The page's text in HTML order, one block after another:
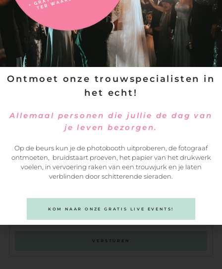
Neem contact op met
Mascha Gladdines | Zangeres en Pianiste
VERSTUREN
Ontmoet onze trouwspecialisten in
het echt!
Allemaal personen die jullie de dag van
je leven bezorgen.
Op de beurs kun je de photobooth uitproberen, de fotograaf
ontmoeten, bruidstaart proeven, het papier van het drukwerk
voelen, in vervoering raken van een trouwjurk en je laten
verblinden door schitterende sieraden.
KOM NAAR ONZE GRATIS LIVE EVENTS!